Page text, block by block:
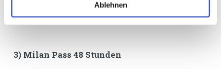
Ablehnen
10 % Rabatt auf verschiedene Attraktionen und Ausflüge
Weitere Informationen und Reservierung Mailand City Card
3) Milan Pass 48 Stunden